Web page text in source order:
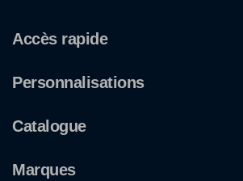
Accès rapide
Personnalisations
Catalogue
Marques